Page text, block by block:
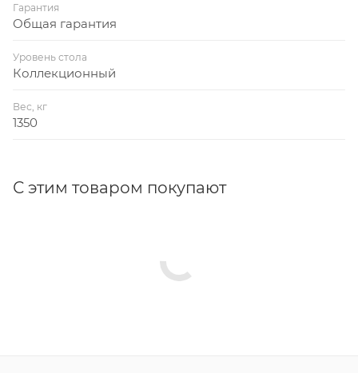
Гарантия
Общая гарантия
Уровень стола
Коллекционный
Вес, кг
1350
С этим товаром покупают